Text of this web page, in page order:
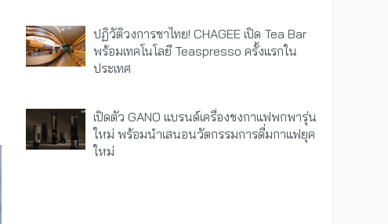
ปฏิวัติวงการชาไทย! CHAGEE เปิด Tea Bar
พร้อมเทคโนโลยี Teaspresso ครั้งแรกใน
ประเทศ
เปิดตัว GANO แบรนด์เครื่องชงกาแฟพกพารุ่น
ใหม่ พร้อมนำเสนอนวัตกรรมการดื่มกาแฟยุค
ใหม่